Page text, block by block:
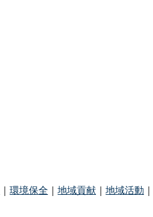
｜ 環境保全 ｜ 地域貢献 ｜ 地域活動 ｜